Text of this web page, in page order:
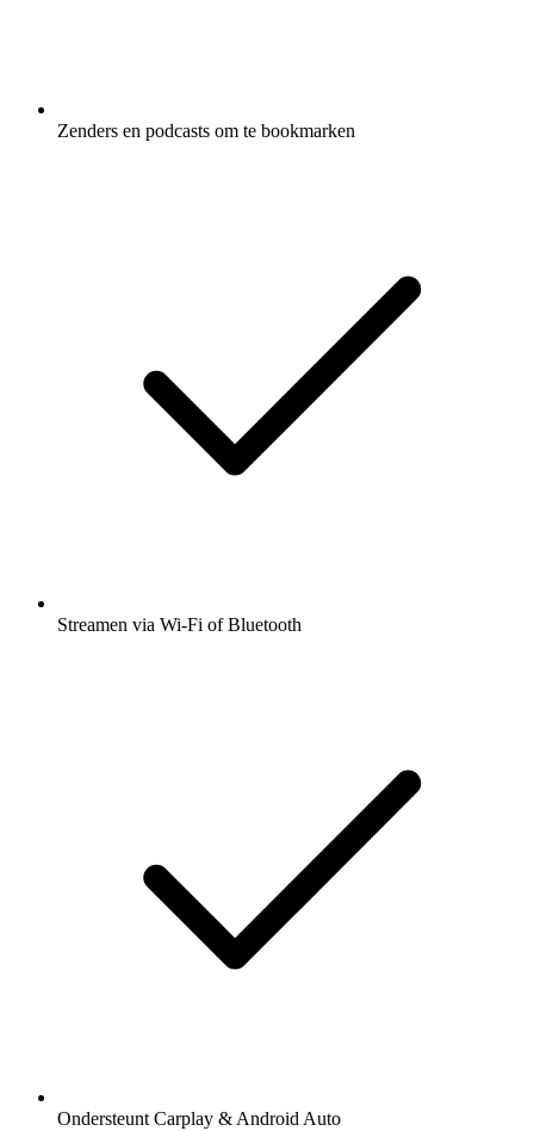
Zenders en podcasts om te bookmarken
Streamen via Wi-Fi of Bluetooth
Ondersteunt Carplay & Android Auto